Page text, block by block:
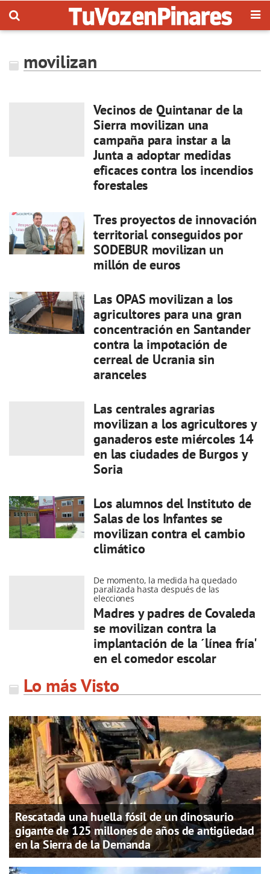
movilizan
Vecinos de Quintanar de la
Sierra movilizan una
campaña para instar a la
Junta a adoptar medidas
eficaces contra los incendios
forestales
Tres proyectos de innovación
territorial conseguidos por
SODEBUR movilizan un
millón de euros
Las OPAS movilizan a los
agricultores para una gran
concentración en Santander
contra la impotación de
cerreal de Ucrania sin
aranceles
Las centrales agrarias
movilizan a los agricultores y
ganaderos este miércoles 14
en las ciudades de Burgos y
Soria
Los alumnos del Instituto de
Salas de los Infantes se
movilizan contra el cambio
climático
De momento, la medida ha quedado
paralizada hasta después de las
elecciones
Madres y padres de Covaleda
se movilizan contra la
implantación de la ´línea fría'
en el comedor escolar
Lo más Visto
Rescatada una huella fósil de un dinosaurio
gigante de 125 millones de años de antigüedad
en la Sierra de la Demanda